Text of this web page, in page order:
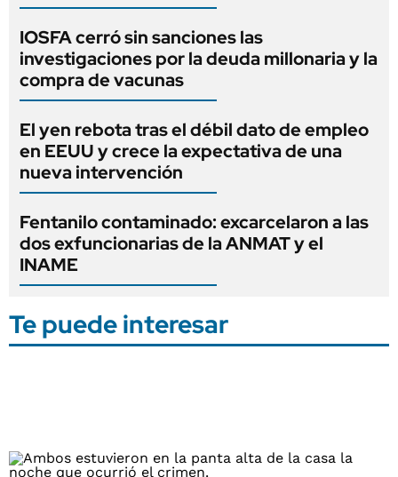
IOSFA cerró sin sanciones las
investigaciones por la deuda millonaria y la
compra de vacunas
El yen rebota tras el débil dato de empleo
en EEUU y crece la expectativa de una
nueva intervención
Fentanilo contaminado: excarcelaron a las
dos exfuncionarias de la ANMAT y el
INAME
Te puede interesar